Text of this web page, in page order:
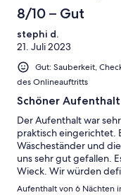
8/10 – Gut
stephi d.
21. Juli 2023
Gut: Sauberkeit,
des Onlineauftritts
Schöner Aufenthalt
Der Aufenthalt war
praktisch eingerichtet.
Wäscheständer und
uns sehr gut gefallen.
Wieck. Wir würden
Aufenthalt von 6 Nächten